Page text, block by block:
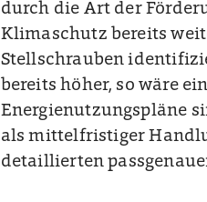
durch die Art der
Klimaschutz bereits
Stellschrauben
bereits höher, so wäre
Energienutzungspläne
als mittelfristiger
detaillierten